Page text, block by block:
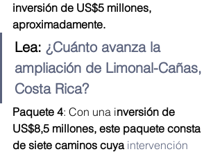
inversión de US$5 millones,
aproximadamente.
Lea: ¿Cuánto avanza la
ampliación de Limonal-Cañas,
Costa Rica?
Paquete 4: Con una inversión de
US$8,5 millones, este paquete consta
de siete caminos cuya intervención